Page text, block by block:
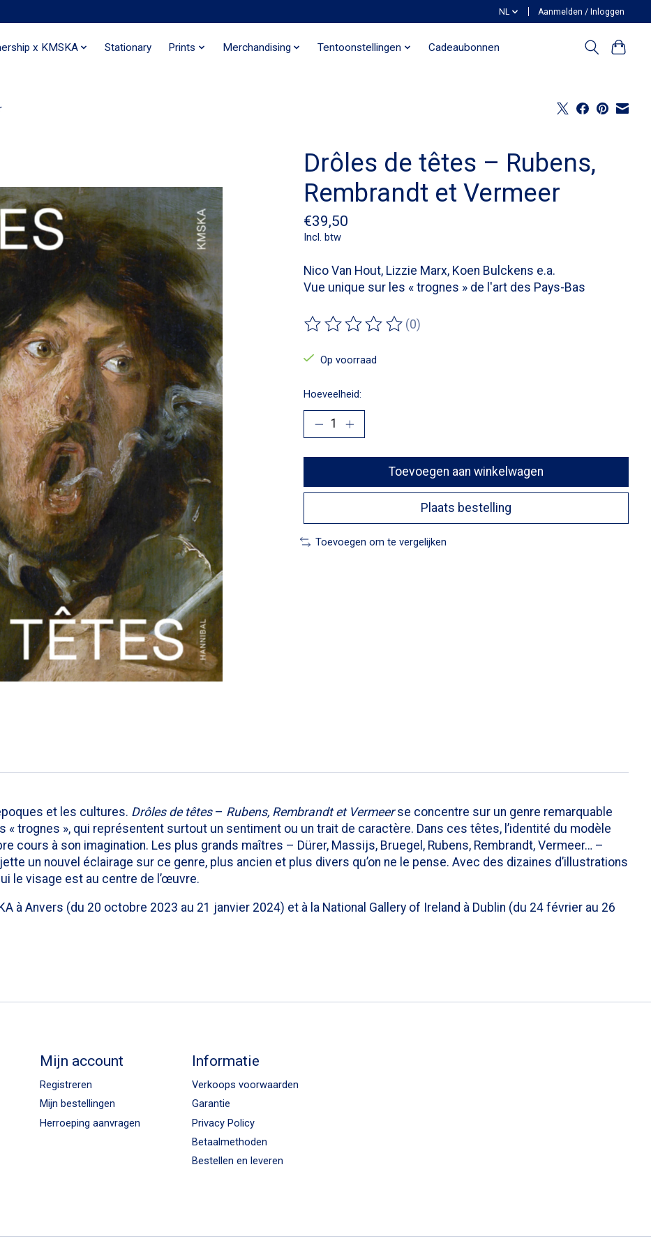
NL Aanmelden / Inloggen
x KMSKA Stationary Prints Merchandising Tentoonstellingen Cadeaubonnen
Drôles de têtes – Rubens,
Rembrandt et Vermeer
€39,50
Incl. btw
Nico Van Hout, Lizzie Marx, Koen Bulckens e.a.
Vue unique sur les « trognes » de l'art des Pays-Bas
De beoordeling van dit product is
(0)
Op voorraad
Hoeveelheid:
Toevoegen aan winkelwagen
Plaats bestelling
Toevoegen om te vergelijken
et les cultures. Drôles de têtes– Rubens, Rembrandt et Vermeerse concentre sur un genre remarquable
« trognes », qui représentent surtout un sentiment ou un trait de caractère. Dans ces têtes, l’identité du modèle
cours à son imagination. Les plus grands maîtres – Dürer, Massijs, Bruegel, Rubens, Rembrandt, Vermeer… –
un nouvel éclairage sur ce genre, plus ancien et plus divers qu’on ne le pense. Avec des dizaines d’illustrations
le visage est au centre de l’œuvre.
à Anvers (du 20 octobre 2023 au 21 janvier 2024) et à la National Gallery of Ireland à Dublin (du 24 février au 26
Mijn account
Registreren
Mijn bestellingen
Herroeping aanvragen
Informatie
Verkoops voorwaarden
Garantie
Privacy Policy
Betaalmethoden
Bestellen en leveren